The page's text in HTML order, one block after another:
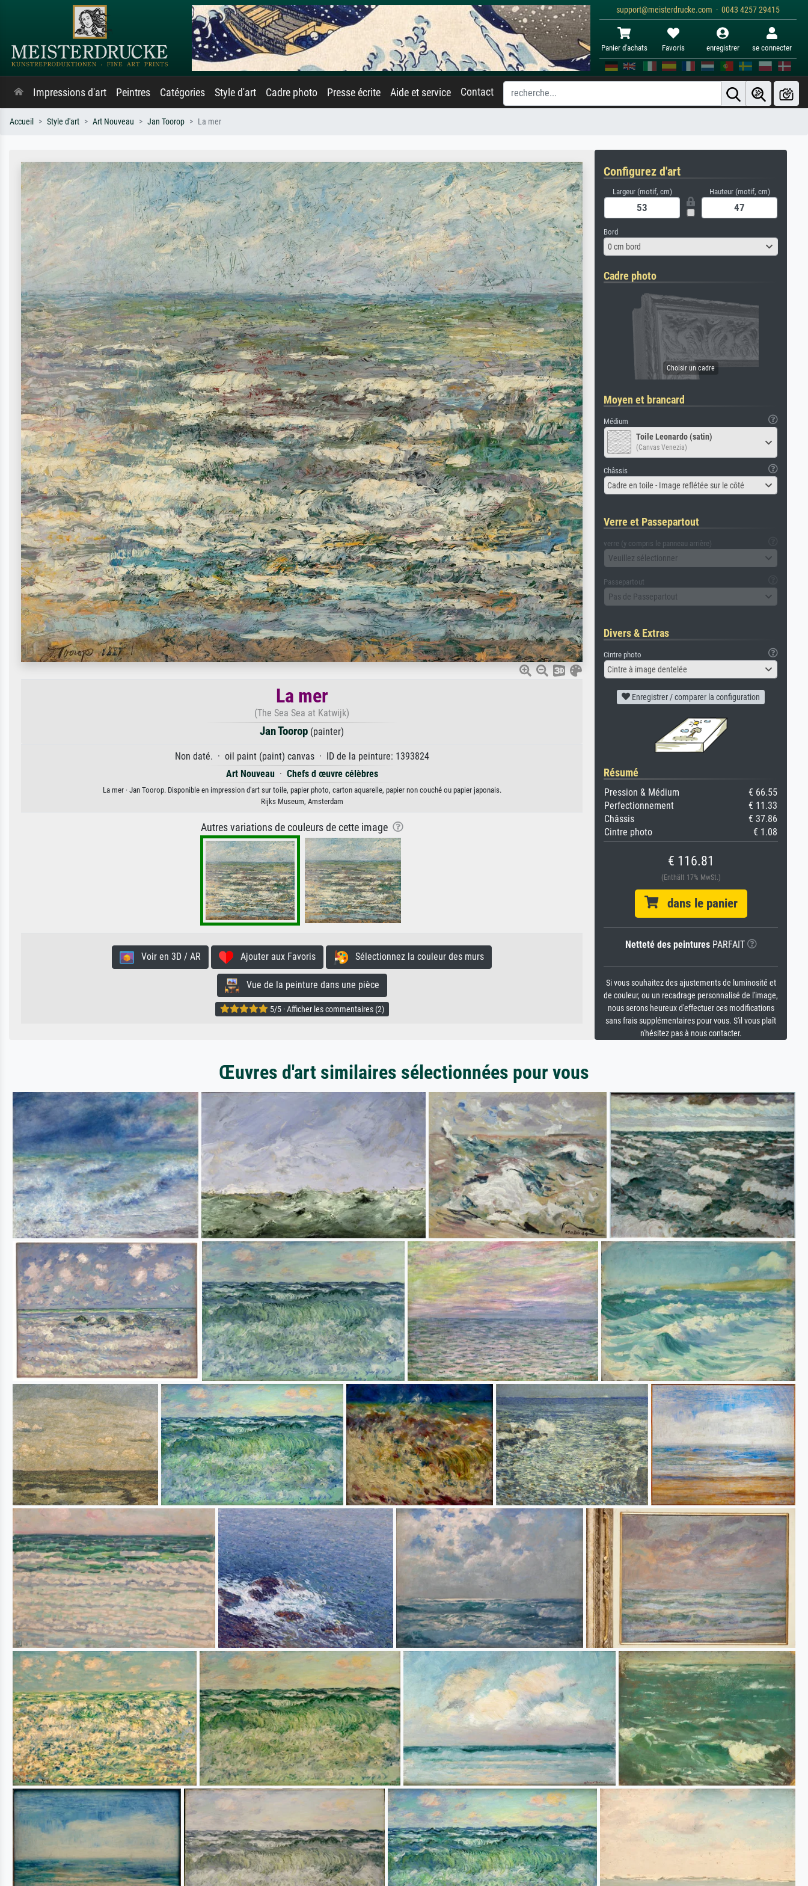
support@meisterdrucke.com · 0043 4257 29415
Panier d'achats Favoris enregistrer se connecter
Impressions d'art Peintres Catégories Style d'art Cadre photo Presse écrite Aide et service Contact
Accueil Style d'art Art Nouveau Jan Toorop La mer
La mer
(The Sea Sea at Katwijk)
Jan Toorop (painter)
Non daté. · oil paint (paint) canvas · ID de la peinture: 1393824
Art Nouveau· Chefs d œuvre célèbres
La mer · Jan Toorop. Disponible en impression d'art sur toile, papier photo, carton aquarelle, papier non couché ou papier japonais.
Rijks Museum, Amsterdam
Autres variations de couleurs de cette image
Voir en 3D / AR Ajouter aux Favoris Sélectionnez la couleur des murs
Vue de la peinture dans une pièce
5/5 · Afficher les commentaires (2)
Configurez d'art
Largeur (motif, cm) Hauteur (motif, cm)
Bord
0 cm bord
Cadre photo
Moyen et brancard
Médium
Toile Leonardo (satin)
(Canvas Venezia)
Châssis
Cadre en toile - Image reflétée sur le côté
Verre et Passepartout
verre (y compris le panneau arrière)
Veuillez sélectionner
Passepartout
Pas de Passepartout
Divers & Extras
Cintre photo
Cintre à image dentelée
Enregistrer / comparer la configuration
Résumé
Pression & Médium
€ 66.55
Perfectionnement
€ 11.33
Châssis
€ 37.86
Cintre photo
€ 1.08
€ 116.81
(Enthält 17% MwSt.)
dans le panier
Netteté des peinturesPARFAIT
Si vous souhaitez des ajustements de luminosité et
de couleur, ou un recadrage personnalisé de l'image,
nous serons heureux d'effectuer ces modifications
sans frais supplémentaires pour vous. S'il vous plaît
n'hésitez pas à nous contacter.
Œuvres d'art similaires sélectionnées pour vous